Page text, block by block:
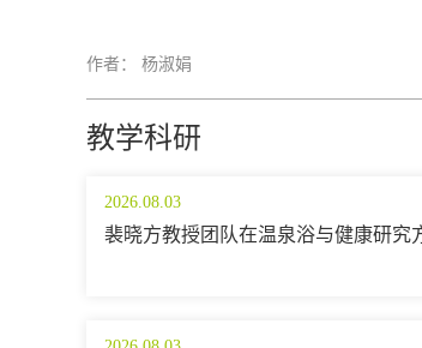
作者： 杨淑娟
教学科研
2026.08.03
裴晓方教授团队在温泉浴与健康研究